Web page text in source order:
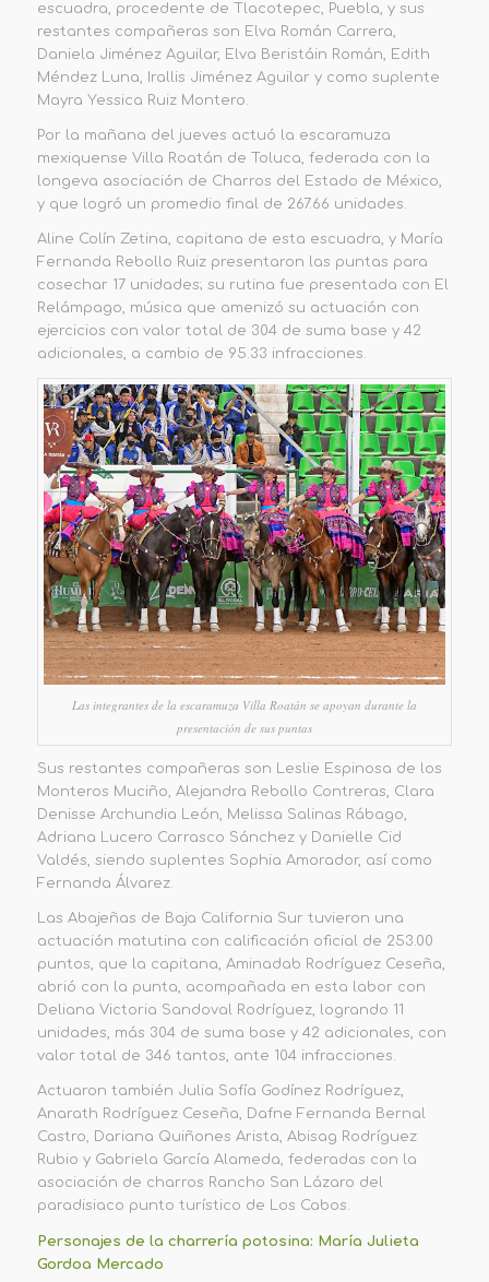
escuadra, procedente de Tlacotepec, Puebla, y sus
restantes compañeras son Elva Román Carrera,
Daniela Jiménez Aguilar, Elva Beristáin Román, Edith
Méndez Luna, I
rallis Jiménez Aguilar y como suplente
Mayra Yessica Ruiz Montero.
Por la mañana del jueves actuó la escaramuza
mexiquense Villa Roatán de Toluca, federada con la
longeva asociación de Charros del Estado de México,
y que logró un promedio final de 267.66 unidades.
Aline Colín Zetina, capitana de esta escuadra, y María
Fernanda Rebollo Ruiz presentaron las puntas para
cosechar 17 unidades; su rutina fue presentada con El
Relámpago, música que amenizó su actuación con
ejercicios con valor total de 304 de suma base y 42
adicionales, a cambio de 95.33 infracciones.
Las integrantes de la escaramuza Villa Roatán se apoyan durante la
presentación de sus puntas
Sus restantes compañeras son Leslie Espinosa de los
Monteros Muciño, Alejandra Rebollo Contreras, Clara
Denisse Archundia León, Melissa Salinas Rábago,
Adriana Lucero Carrasco Sánchez y Danielle Cid
Valdés, siendo suplentes Sophia Amorador, así como
Fernanda Álvarez.
Las Abajeñas de Baja California Sur tuvieron una
actuación matutina con calificación oficial de 253.00
puntos, que la capitana, Aminadab Rodríguez Ceseña,
abrió con la punta, acompañada en esta labor con
Deliana Victoria Sandoval Rodríguez, logrando 11
unidades, más 304 de suma base y 42 adicionales, con
valor total de 346 tantos, ante 104 infracciones.
Actuaron también Julia Sofía Godínez Rodríguez,
Anarath Rodríguez Ceseña, Dafne Fernanda Bernal
Castro, Dariana Quiñones Arista, Abisag Rodríguez
Rubio y Gabriela García Alameda, federadas con la
asociación de charros Rancho San Lázaro del
paradisiaco punto turístico de Los Cabos.
Personajes de la charrería potosina: María Julieta
Gordoa Mercado